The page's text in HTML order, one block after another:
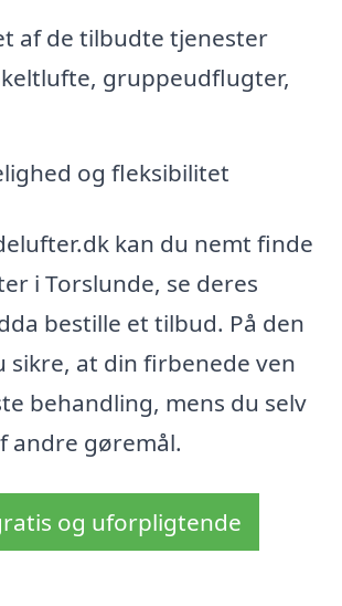
af de tilbudte tjenester
gruppeudflugter,
og fleksibilitet
kan du nemt finde
i Torslunde, se deres
bestille et tilbud. På den
sikre, at din firbenede ven
behandling, mens du selv
andre gøremål.
og uforpligtende